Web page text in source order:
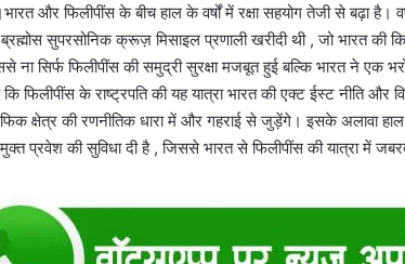
और फिलीपींस के बीच हाल के वर्षों में रक्षा सहयोग तेजी से बढ़ा
सुपरसोनिक क्रूज़ मिसाइल प्रणाली खरीदी थी , जो भारत की
ना सिर्फ फिलीपींस की समुद्री सुरक्षा मजबूत हुई बल्कि भारत ने एक
कि फिलीपींस के राष्ट्रपति की यह यात्रा भारत की एक्ट ईस्ट नीति
क्षेत्र की रणनीतिक धारा में और गहराई से जुड़ेंगे। इसके अलावा हाल
प्रवेश की सुविधा दी है , जिससे भारत से फिलीपींस की यात्रा में